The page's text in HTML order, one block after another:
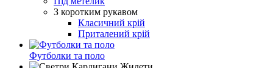
З коротким рукавом
Класичний крій
Приталений крій
Футболки та поло